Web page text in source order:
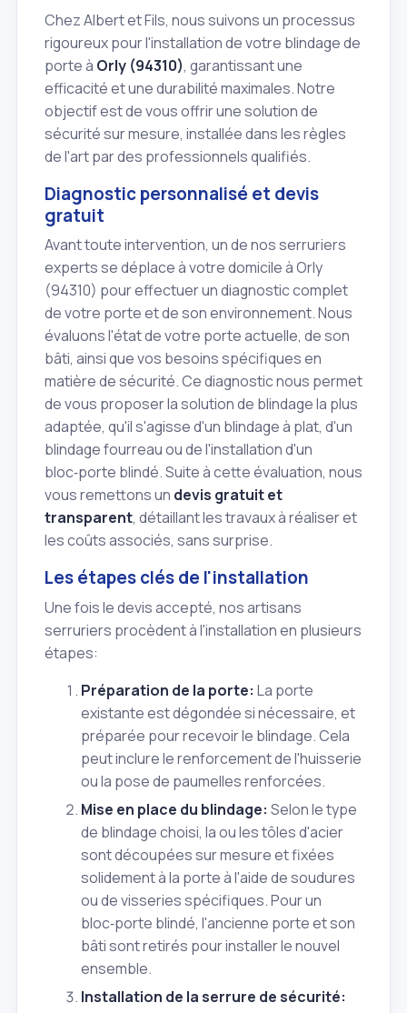
Chez Albert et Fils, nous suivons un processus
rigoureux pour l'installation de votre blindage de
porte à Orly (94310), garantissant une
efficacité et une durabilité maximales. Notre
objectif est de vous offrir une solution de
sécurité sur mesure, installée dans les règles
de l'art par des professionnels qualifiés.
Diagnostic personnalisé et devis
gratuit
Avant toute intervention, un de nos serruriers
experts se déplace à votre domicile à Orly
(94310) pour effectuer un diagnostic complet
de votre porte et de son environnement. Nous
évaluons l'état de votre porte actuelle, de son
bâti, ainsi que vos besoins spécifiques en
matière de sécurité. Ce diagnostic nous permet
de vous proposer la solution de blindage la plus
adaptée, qu'il s'agisse d'un blindage à plat, d'un
blindage fourreau ou de l'installation d'un
bloc‑porte blindé. Suite à cette évaluation, nous
vous remettons un devis gratuit et
transparent, détaillant les travaux à réaliser et
les coûts associés, sans surprise.
Les étapes clés de l'installation
Une fois le devis accepté, nos artisans
serruriers procèdent à l'installation en plusieurs
étapes:
Préparation de la porte: La porte
existante est dégondée si nécessaire, et
préparée pour recevoir le blindage. Cela
peut inclure le renforcement de l'huisserie
ou la pose de paumelles renforcées.
Mise en place du blindage: Selon le type
de blindage choisi, la ou les tôles d'acier
sont découpées sur mesure et fixées
solidement à la porte à l'aide de soudures
ou de visseries spécifiques. Pour un
bloc‑porte blindé, l'ancienne porte et son
bâti sont retirés pour installer le nouvel
ensemble.
Installation de la serrure de sécurité: